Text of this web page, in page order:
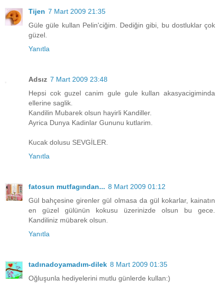
Tijen 7 Mart 2009 21:35
Güle güle kullan Pelin'ciğim. Dediğin gibi, bu dostluklar çok
güzel.
Yanıtla
Adsız 7 Mart 2009 23:48
Hepsi cok guzel canim gule gule kullan akasyacigiminda
ellerine saglik.
Kandilin Mubarek olsun hayirli Kandiller.
Ayrica Dunya Kadinlar Gununu kutlarim.
Kucak dolusu SEVGİLER.
Yanıtla
fatosun mutfagından... 8 Mart 2009 01:12
Gül bahçesine girenler gül olmasa da gül kokarlar, kainatın
en güzel gülünün kokusu üzerinizde olsun bu gece.
Kandiliniz mübarek olsun.
Yanıtla
tadınadoyamadım-dilek 8 Mart 2009 01:35
Oğluşunla hediyelerini mutlu günlerde kullan:)